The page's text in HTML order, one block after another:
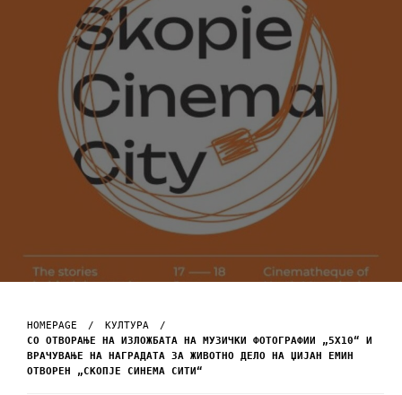
HOMEPAGE
КУЛТУРА
СО ОТВОРАЊЕ НА ИЗЛОЖБАТА НА МУЗИЧКИ ФОТОГРАФИИ „5Х10“ И
ВРАЧУВАЊЕ НА НАГРАДАТА ЗА ЖИВОТНО ДЕЛО НА ЏИЈАН ЕМИН
ОТВОРЕН „СКОПЈЕ СИНЕМА СИТИ“